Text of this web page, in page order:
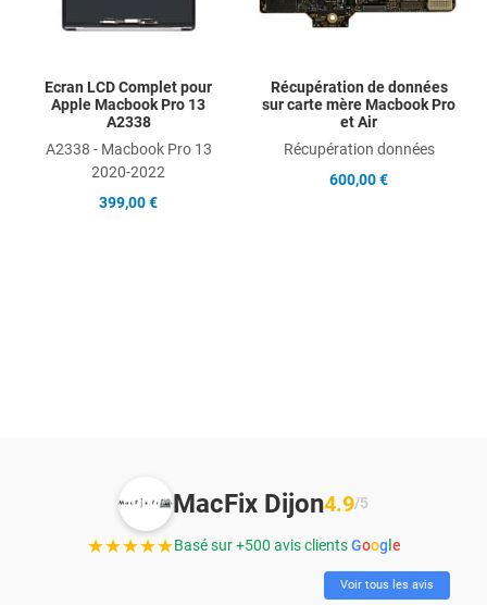
Ecran LCD Complet pour
Apple Macbook Pro 13
A2338
A2338 - Macbook Pro 13
2020-2022
399,00 €
Récupération de données
sur carte mère Macbook Pro
et Air
Récupération données
600,00 €
MacFix Dijon4.9/5
★★★★★Basé sur +500 avis clientsGoogle
Voir tous les avis